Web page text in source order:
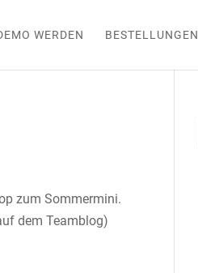
WERDEN BESTELLUNGEN
zum Sommermini.
dem Teamblog)